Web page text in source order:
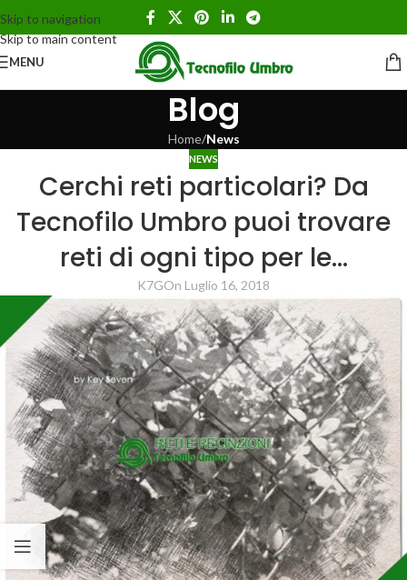
Skip to navigation
Skip to main content
MENU
Blog
Home/News
NEWS
Cerchi reti particolari? Da
Tecnofilo Umbro puoi trovare
reti di ogni tipo per le…
K7GOn Luglio 16, 2018